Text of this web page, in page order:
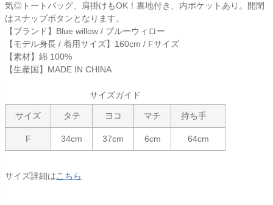
気◎トートバッグ、肩掛けもOK！裏地付き、内ポケットあり。開閉
はスナップボタンとなります。
【ブランド】Blue willow / ブルーウィロー
【モデル身長 / 着用サイズ】160cm / Fサイズ
【素材】綿 100%
【生産国】MADE IN CHINA
サイズガイド
サイズ タテ ヨコ マチ 持ち手
F 34cm 37cm 6cm 64cm
サイズ詳細はこちら